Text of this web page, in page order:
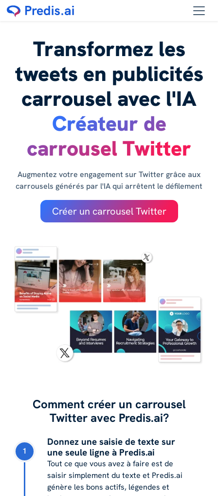
Transformez les
tweets en publicités
carrousel avec l'IA
Créateur de
carrousel Twitter
Augmentez votre engagement sur Twitter grâce aux
carrousels générés par l'IA qui arrêtent le défilement
Créer un carrousel Twitter
Comment créer un carrousel
Twitter avec Predis.ai?
1
Donnez une saisie de texte sur
une seule ligne à Predis.ai
Tout ce que vous avez à faire est de
saisir simplement du texte et Predis.ai
génère les bons actifs, légendes et